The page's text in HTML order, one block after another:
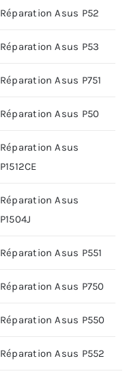
Réparation Asus P52
Réparation Asus P53
Réparation Asus P751
Réparation Asus P50
Réparation Asus
P1512CE
Réparation Asus
P1504J
Réparation Asus P551
Réparation Asus P750
Réparation Asus P550
Réparation Asus P552